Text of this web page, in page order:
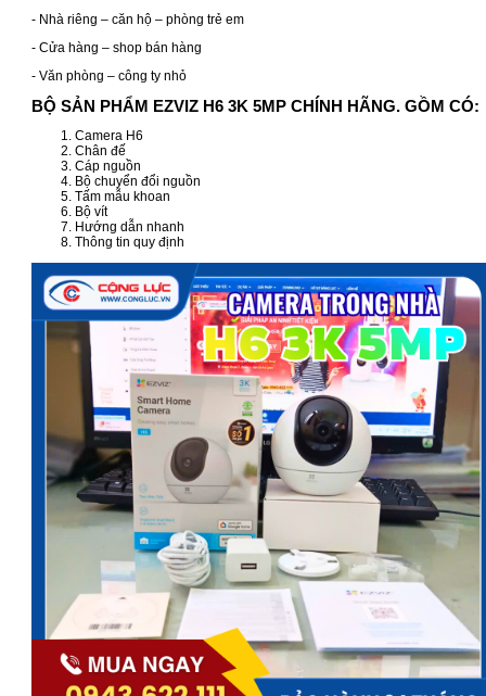
- Nhà riêng – căn hộ – phòng trẻ em
- Cửa hàng – shop bán hàng
- Văn phòng – công ty nhỏ
BỘ SẢN PHẨM EZVIZ H6 3K 5MP CHÍNH HÃNG. GỒM CÓ:
Camera H6
Chân đế
Cáp nguồn
Bộ chuyển đổi nguồn
Tấm mẫu khoan
Bộ vít
Hướng dẫn nhanh
Thông tin quy định